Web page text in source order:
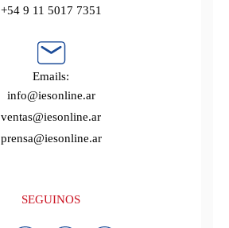
+54 9 11 5017 7351
Emails:
info@iesonline.ar
ventas@iesonline.ar
prensa@iesonline.ar
SEGUINOS